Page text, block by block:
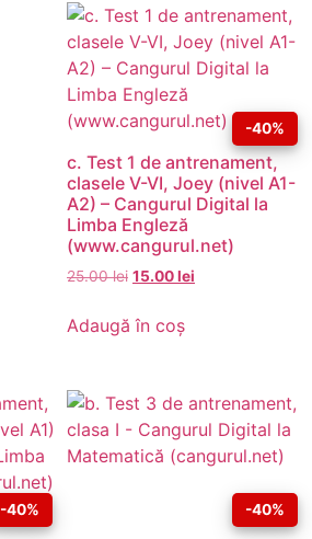
-40%
c. Test 1 de antrenament,
clasele V-VI, Joey (nivel A1-
A2) – Cangurul Digital la
Limba Engleză
(www.cangurul.net)
25.00lei 15.00lei
Adaugă în coș
-40% -40%